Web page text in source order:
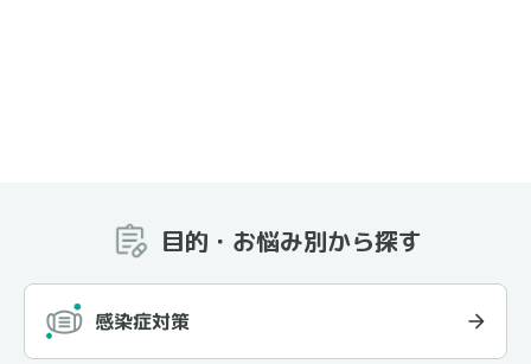
目的・お悩み別から探す
感染症対策